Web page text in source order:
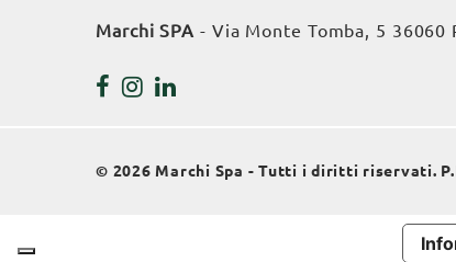
Marchi SPA - Via Monte Tomba, 5
© 2026 Marchi Spa - Tutti i diritti riservati.